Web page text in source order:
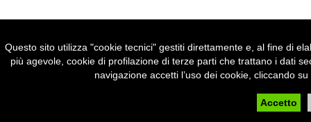
Questo sito utilizza "cookie tecnici" gestiti direttamente e, al fine di
più agevole, cookie di profilazione di terze parti che trattano i dati
navigazione accetti l’uso dei cookie, cliccando
Accetto